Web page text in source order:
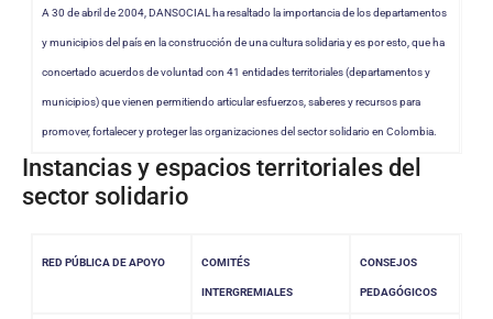
A 30 de abril de 2004, DANSOCIAL ha resaltado la importancia de los departamentos
y municipios del país en la construcción de una cultura solidaria y es por esto, que ha
concertado acuerdos de voluntad con 41 entidades territoriales (departamentos y
municipios) que vienen permitiendo articular esfuerzos, saberes y recursos para
promover, fortalecer y proteger las organizaciones del sector solidario en Colombia.
Instancias y espacios territoriales del
sector solidario
RED PÚBLICA DE APOYO COMITÉS
INTERGREMIALES
CONSEJOS
PEDAGÓGICOS